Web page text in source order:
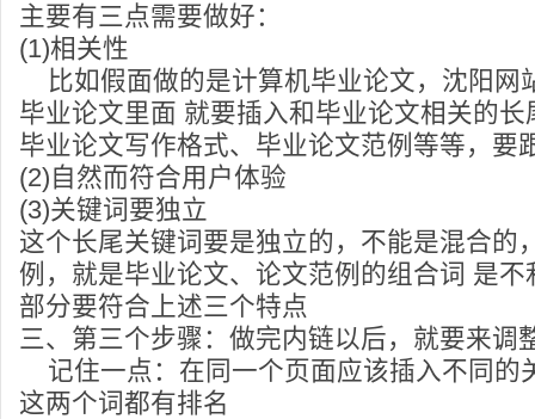
主要有三点需要做好：
(1)相关性
比如假面做的是计算机毕业论文，沈阳网
毕业论文里面 就要插入和毕业论文相关的
毕业论文写作格式、毕业论文范例等等，要
(2)自然而符合用户体验
(3)关键词要独立
这个长尾关键词要是独立的，不能是混合的
例，就是毕业论文、论文范例的组合词 是
部分要符合上述三个特点
三、第三个步骤：做完内链以后，就要来调
记住一点：在同一个页面应该插入不同的
这两个词都有排名